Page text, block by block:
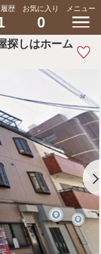
歴 お気に入り
0
メニュー
探しはホーム